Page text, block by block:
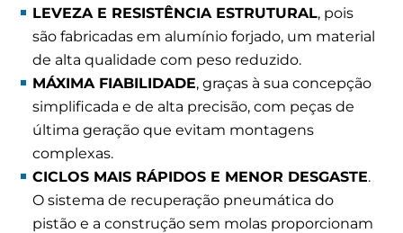
LEVEZA E RESISTÊNCIA ESTRUTURAL, pois
são fabricadas em alumínio forjado, um material
de alta qualidade com peso reduzido.
MÁXIMA FIABILIDADE, graças à sua concepção
simplificada e de alta precisão, com peças de
última geração que evitam montagens
complexas.
CICLOS MAIS RÁPIDOS E MENOR DESGASTE.
O sistema de recuperação pneumática do
pistão e a construção sem molas proporcionam